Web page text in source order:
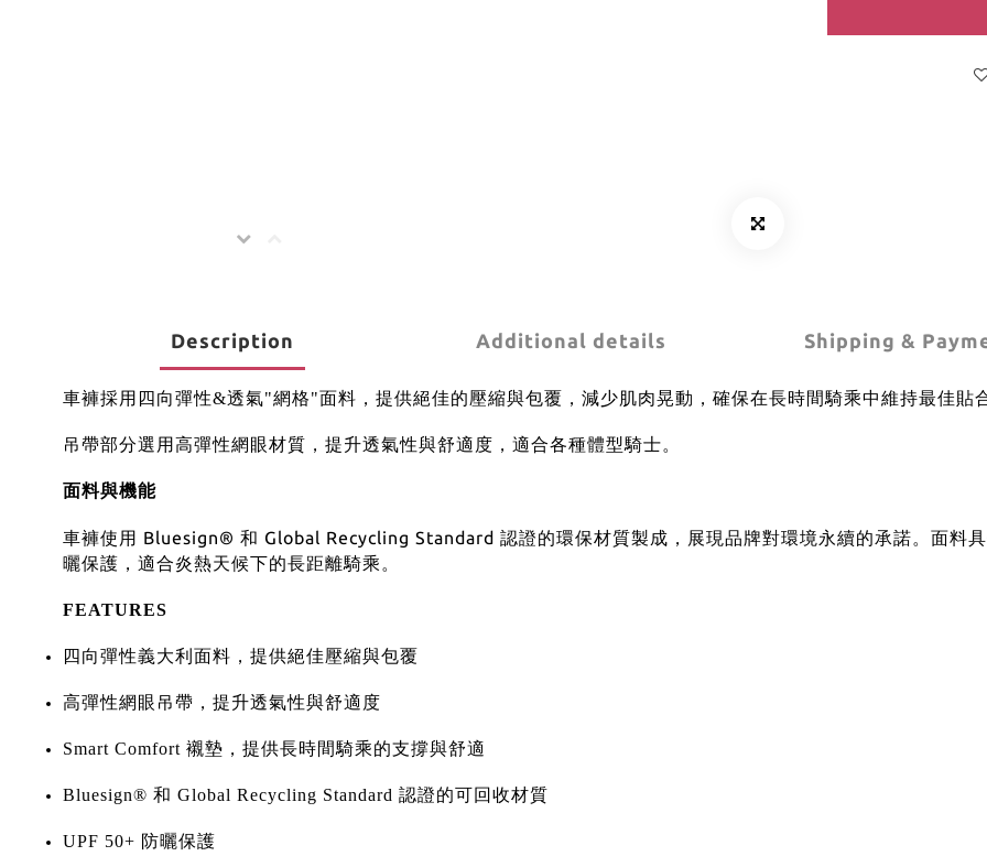
Description Additional details Shipping &
車褲採用四向彈性&透氣"網格"面料，提供絕佳的壓縮與包覆，減少肌肉晃動，確保在長時間騎乘中維持最佳貼
吊帶部分選用高彈性網眼材質，提升透氣性與舒適度，適合各種體型騎士。
面料與機能
車褲使用 Bluesign® 和 Global Recycling Standard 認證的環保材質製成，展現品牌對環境永續的承諾。 面料
曬保護，適合炎熱天候下的長距離騎乘。
FEATURES
四向彈性義大利面料，提供絕佳壓縮與包覆
高彈性網眼吊帶，提升透氣性與舒適度
Smart Comfort 襯墊，提供長時間騎乘的支撐與舒適
Bluesign® 和 Global Recycling Standard 認證的可回收材質
UPF 50+ 防曬保護